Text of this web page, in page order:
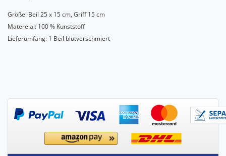
Größe: Beil 25 x 15 cm, Griff 15 cm
Matereial: 100 % Kunststoff
Lieferumfang: 1 Beil blutverschmiert